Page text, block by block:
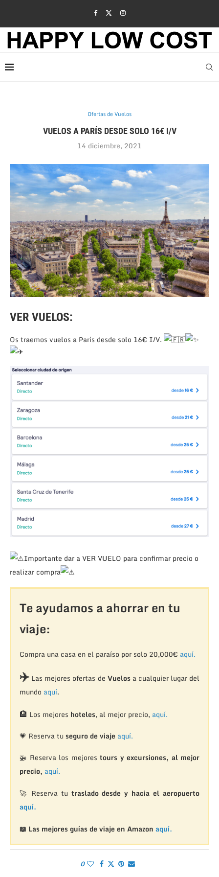
Ofertas de Vuelos
VUELOS A PARÍS DESDE SOLO 16€ I/V
14 diciembre, 2021
VER VUELOS:
Os traemos vuelos a París desde solo 16€ I/V.
Importante dar a VER VUELO para confirmar precio o
realizar compra
Te ayudamos a ahorrar en tu
viaje:
Compra una casa en el paraíso por solo 20,000€ aquí.
✈️Las mejores ofertas de Vuelosa cualquier lugar del
mundo aquí.
🏨 Los mejores hoteles, al mejor precio, aquí.
💗 Reserva tu seguro de viaje aquí.
🚁 Reserva los mejorestours y excursiones, al mejor
precio, aquí.
🚀 Reserva tu traslado desde y hacia el aeropuerto
aquí.
📖 Las mejores guías de viaje en Amazon aquí.
0